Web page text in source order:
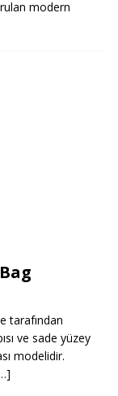
modern
tarafından
ve sade yüzey
modelidir.